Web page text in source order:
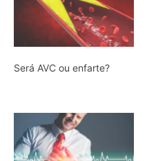
Será AVC ou enfarte?